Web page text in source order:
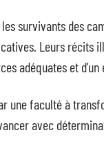
survivants des
Leurs récits
adéquates et
une faculté à
avec